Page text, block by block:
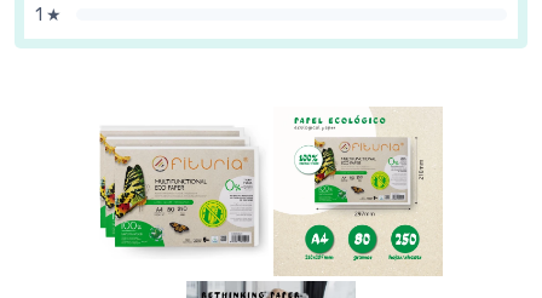
1 ★